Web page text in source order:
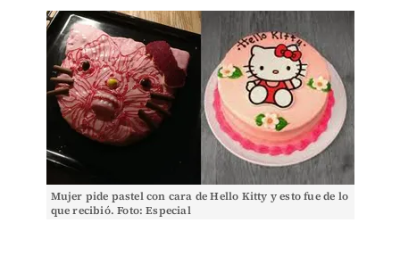
Mujer pide pastel con cara de Hello Kitty y esto fue de lo
que recibió. Foto: Especial